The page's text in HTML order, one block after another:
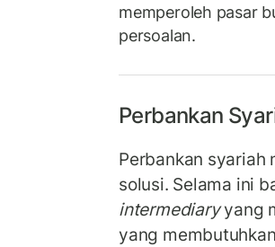
memperoleh pasar
persoalan.
Perbankan
Perbankan syariah
solusi. Selama ini
intermediaryyang
yang